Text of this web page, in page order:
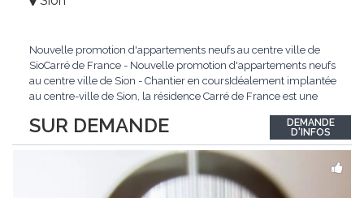
SUR DEMANDE
Nouvelle promotion d'appartements neufs au centre ville de
SioCarré de France - Nouvelle promotion d'appartements neufs
au centre ville de Sion - Chantier en coursIdéalement implantée
au centre-ville de Sion, la résidence Carré de France est une
contemporaine, qualité de vie et emplacement privilégié.Ce
projet d'envergure comprend 38...
DEMANDE
D'INFOS